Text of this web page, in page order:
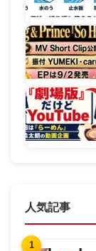
人気記事
1